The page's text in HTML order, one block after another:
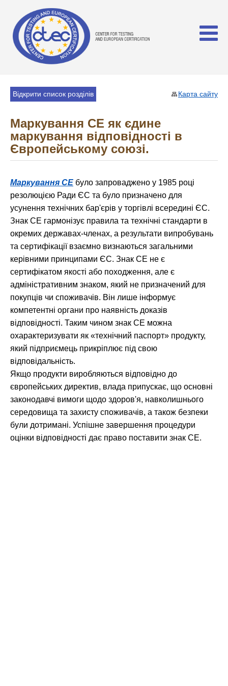
Карта сайту
Відкрити список розділів
Маркування CE як єдине
маркування відповідності в
Європейському союзі.
Маркування CE було запроваджено у 1985 році
резолюцією Ради ЄС та було призначено для
усунення технічних бар'єрів у торгівлі всередині ЄС.
Знак CE гармонізує правила та технічні стандарти в
окремих державах-членах, а результати випробувань
та сертифікації взаємно визнаються загальними
керівними принципами ЄС. Знак CE не є
сертифікатом якості або походження, але є
адміністративним знаком, який не призначений для
покупців чи споживачів. Він лише інформує
компетентні органи про наявність доказів
відповідності. Таким чином знак CE можна
охарактеризувати як «технічний паспорт» продукту,
який підприємець прикріплює під свою
відповідальність.
Якщо продукти виробляються відповідно до
європейських директив, влада припускає, що основні
законодавчі вимоги щодо здоров'я, навколишнього
середовища та захисту споживачів, а також безпеки
були дотримані. Успішне завершення процедури
оцінки відповідності дає право поставити знак CE.